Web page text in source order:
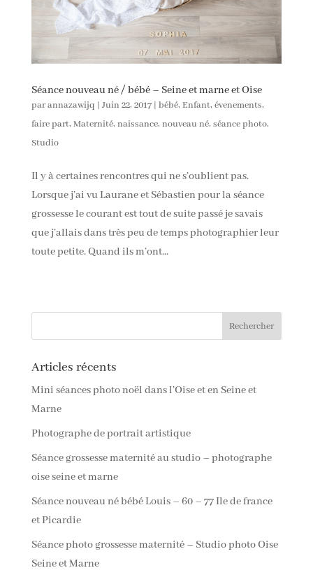
Séance nouveau né / bébé – Seine et marne et Oise
parannazawijq | Juin 22, 2017| bébé, Enfant, évenements,
faire part, Maternité, naissance, nouveau né, séance photo,
Studio
Il y à certaines rencontres qui ne s’oublient pas.
Lorsque j’ai vu Laurane et Sébastien pour la séance
grossesse le courant est tout de suite passé je savais
que j’allais dans très peu de temps photographier leur
toute petite. Quand ils m’ont...
Articles récents
Mini séances photo noël dans l’Oise et en Seine et
Marne
Photographe de portrait artistique
Séance grossesse maternité au studio – photographe
oise seine et marne
Séance nouveau né bébé Louis – 60 – 77 Ile de france
et Picardie
Séance photo grossesse maternité – Studio photo Oise
Seine et Marne